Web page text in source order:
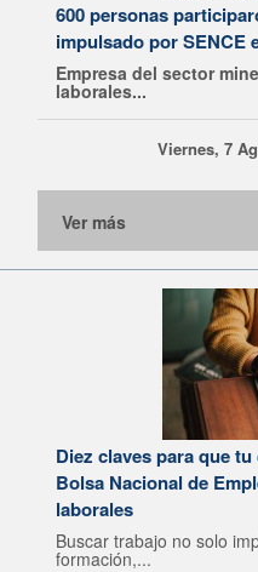
600 personas
impulsado por SENCE
Empresa del sector
laborales...
Viernes, 7
Ver más
Diez claves para que
Bolsa Nacional de
laborales
Buscar trabajo no solo
formación,...